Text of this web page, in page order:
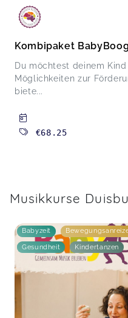
Kombipaket
Du möchtest deinem
Möglichkeiten zur
biete...
€68.25
Musikkurse
Babyzeit
Gesundheit Kindertanzen